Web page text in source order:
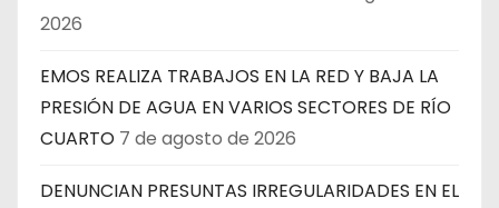
2026
EMOS REALIZA TRABAJOS EN LA RED Y BAJA LA
PRESIÓN DE AGUA EN VARIOS SECTORES DE RÍO
CUARTO 7 de agosto de 2026
DENUNCIAN PRESUNTAS IRREGULARIDADES EN EL